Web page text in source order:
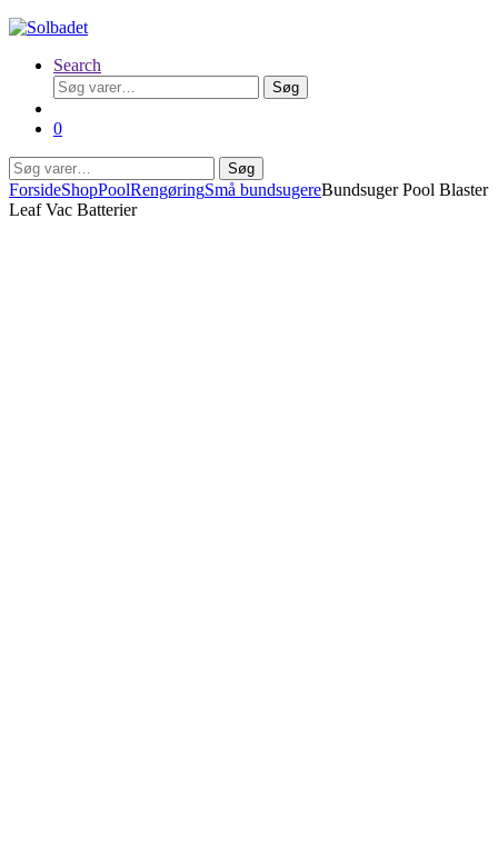
Search
Søg
efter:
Søg
0
Søg
efter:
Søg
ForsideShopPoolRengøringSmå bundsugereBundsuger Pool Blaster
Leaf Vac Batterier